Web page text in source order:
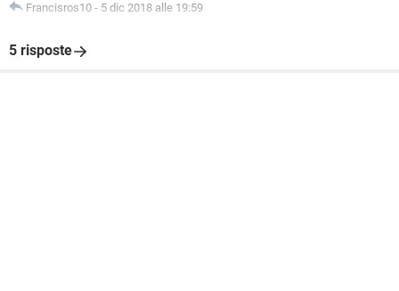
Francisros10 - 5 dic 2018 alle 19:59
5 risposte